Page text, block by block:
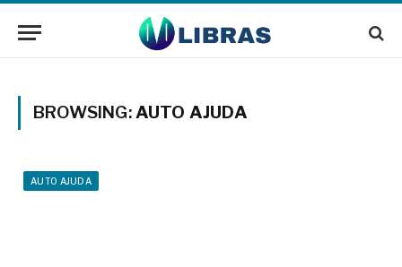
BROWSING:AUTO AJUDA
AUTO AJUDA